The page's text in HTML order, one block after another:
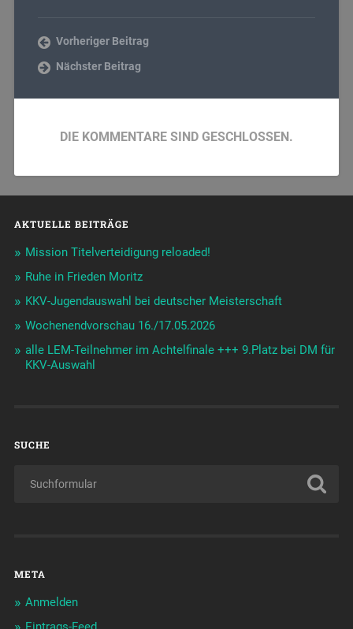
Vorheriger Beitrag
Nächster Beitrag
DIE KOMMENTARE SIND GESCHLOSSEN.
AKTUELLE BEITRÄGE
Mission Titelverteidigung reloaded!
Ruhe in Frieden Moritz
KKV-Jugendauswahl bei deutscher Meisterschaft
Wochenendvorschau 16./17.05.2026
alle LEM-Teilnehmer im Achtelfinale +++ 9.Platz bei DM für
KKV-Auswahl
SUCHE
META
Anmelden